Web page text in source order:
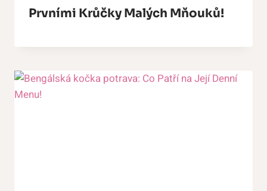
Prvními Krůčky Malých Mňouků!